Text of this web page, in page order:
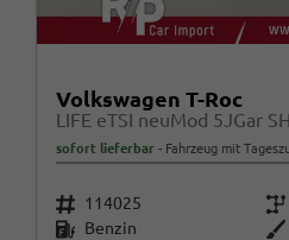
Volkswagen T-Roc
sofort lieferbar Fahrzeug mit
Fahrzeugnr. 114025 Getriebe
Kraftstoff Benzin Außenfarbe